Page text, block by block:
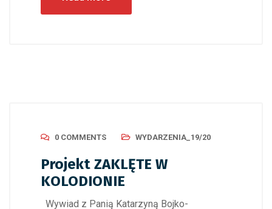
0 COMMENTS WYDARZENIA_19/20
Projekt ZAKLĘTE W
KOLODIONIE
Wywiad z Panią Katarzyną Bojko-